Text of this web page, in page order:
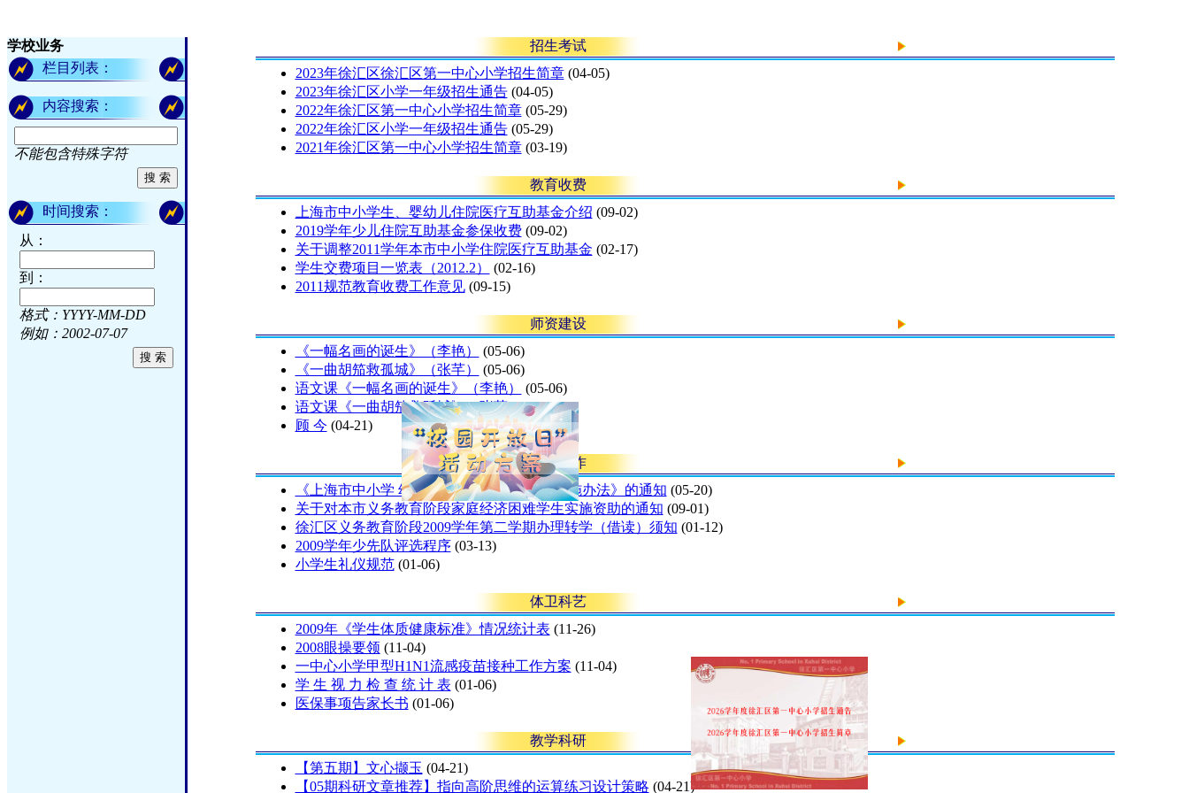
学校业务
栏目列表：
内容搜索：
不能包含特殊字符
时间搜索：
从：
到：
格式：YYYY-MM-DD
例如：2002-07-07
招生考试
2023年徐汇区徐汇区第一中心小学招生简章 (04-05)
2023年徐汇区小学一年级招生通告 (04-05)
2022年徐汇区第一中心小学招生简章 (05-29)
2022年徐汇区小学一年级招生通告 (05-29)
2021年徐汇区第一中心小学招生简章 (03-19)
教育收费
上海市中小学生、婴幼儿住院医疗互助基金介绍 (09-02)
2019学年少儿住院互助基金参保收费 (09-02)
关于调整2011学年本市中小学住院医疗互助基金 (02-17)
学生交费项目一览表（2012.2）
(02-16)
2011规范教育收费工作意见 (09-15)
师资建设
《一幅名画的诞生》（李艳）
(05-06)
《一曲胡笳救孤城》（张芊）
(05-06)
语文课《一幅名画的诞生》（李艳）
(05-06)
语文课《一曲胡笳救孤城》（张芊） (05-06)
顾 今 (04-21)
学生工作
《上海市中小学 幼儿园学生资助资金管理实施办法》的通知 (05-20)
关于对本市义务教育阶段家庭经济困难学生实施资助的通知 (09-01)
徐汇区义务教育阶段2009学年第二学期办理转学（借读）须知 (01-12)
2009学年少先队评选程序 (03-13)
小学生礼仪规范 (01-06)
体卫科艺
2009年《学生体质健康标准》情况统计表 (11-26)
2008眼操要领 (11-04)
一中心小学甲型H1N1流感疫苗接种工作方案 (11-04)
学 生 视 力 检 查 统 计 表 (01-06)
医保事项告家长书 (01-06)
教学科研
【第五期】文心撷玉 (04-21)
【05期科研文章推荐】指向高阶思维的运算练习设计策略 (04-21)